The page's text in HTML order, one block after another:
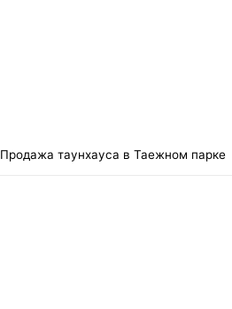
Продажа таунхауса в Таежном парке